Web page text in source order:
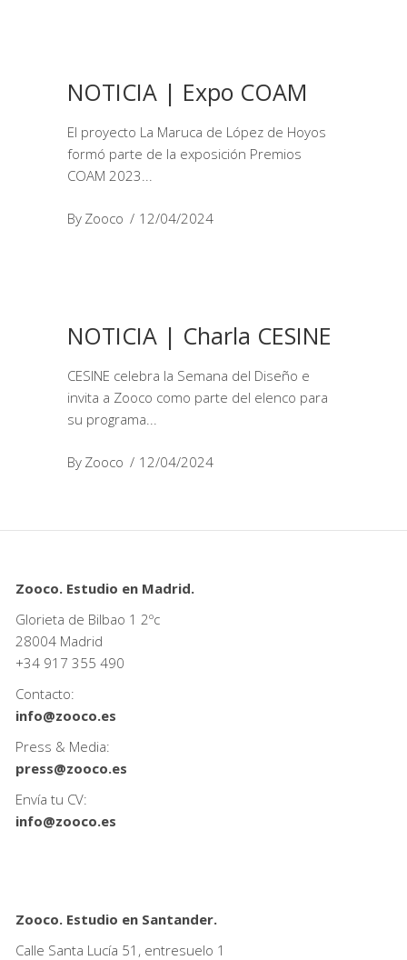
NOTICIA | Expo COAM
El proyecto La Maruca de López de Hoyos
formó parte de la exposición Premios
COAM 2023
By Zooco 12/04/2024
NOTICIA | Charla CESINE
CESINE celebra la Semana del Diseño e
invita a Zooco como parte del elenco para
su programa
By Zooco 12/04/2024
Zooco. Estudio en Madrid.
Glorieta de Bilbao 1 2ºc
28004 Madrid
+34 917 355 490
Contacto:
info@zooco.es
Press & Media:
press@zooco.es
Envía tu CV:
info@zooco.es
Zooco. Estudio en Santander.
Calle Santa Lucía 51, entresuelo 1